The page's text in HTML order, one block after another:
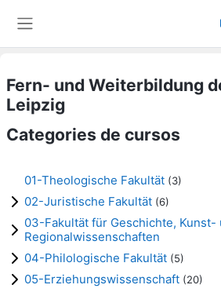
Fern- und Weiterbildung
Leipzig
Categories de cursos
01-Theologische Fakultät (3)
02-Juristische Fakultät (6)
03-Fakultät für Geschichte, Kunst-
Regionalwissenschaften
04-Philologische Fakultät (5)
05-Erziehungswissenschaft (20)